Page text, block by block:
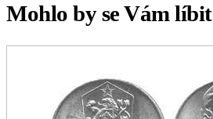
Mohlo by se Vám líbit